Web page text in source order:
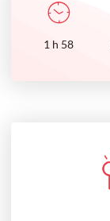
1 h 58